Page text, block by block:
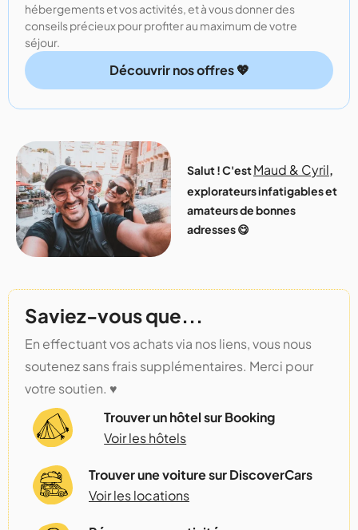
hébergements et vos activités, et à vous donner des
conseils précieux pour profiter au maximum de votre
séjour.
Découvrir nos offres 💖
Salut ! C'estMaud & Cyril,
explorateurs infatigables et
amateurs de bonnes
adresses 😋
Saviez-vous que...
En effectuant vos achats via nos liens, vous nous
soutenez sans frais supplémentaires. Merci pour
votre soutien. ♥️
Trouver un hôtel sur Booking
Voir les hôtels
Trouver une voiture sur DiscoverCars
Voir les locations